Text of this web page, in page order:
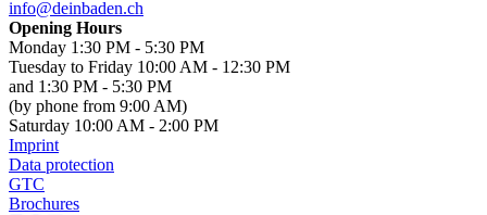
info@deinbaden.ch
Opening Hours
Monday 1:30 PM - 5:30 PM
Tuesday to Friday 10:00 AM - 12:30 PM
and 1:30 PM - 5:30 PM
(by phone from 9:00 AM)
Saturday 10:00 AM - 2:00 PM
Imprint
Data protection
GTC
Brochures